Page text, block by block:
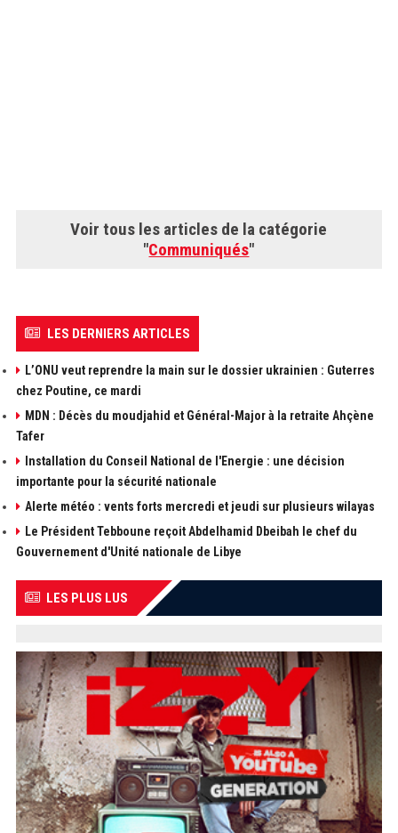
Voir tous les articles de la catégorie
"Communiqués"
LES DERNIERS ARTICLES
L’ONU veut reprendre la main sur le dossier ukrainien : Guterres
chez Poutine, ce mardi
MDN : Décès du moudjahid et Général-Major à la retraite Ahçène
Tafer
Installation du Conseil National de l'Energie : une décision
importante pour la sécurité nationale
Alerte météo : vents forts mercredi et jeudi sur plusieurs wilayas
Le Président Tebboune reçoit Abdelhamid Dbeibah le chef du
Gouvernement d'Unité nationale de Libye
LES PLUS LUS